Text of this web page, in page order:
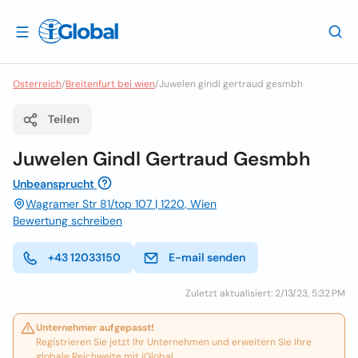
Osterreich/Breitenfurt bei wien/Juwelen gindl gertraud gesmbh
Teilen
Juwelen Gindl Gertraud Gesmbh
Unbeansprucht
Wagramer Str 81/top 107 | 1220, Wien
Bewertung schreiben
+43 12033150 E-mail senden
Zuletzt aktualisiert: 2/13/23, 5:32 PM
Unternehmer aufgepasst!
Registrieren Sie jetzt Ihr Unternehmen und erweitern Sie Ihre